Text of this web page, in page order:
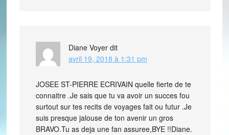
Diane Voyer dit
avril 19, 2018 à 1:31 pm
JOSEE ST-PIERRE ECRIVAIN quelle fierte de te
connaitre .Je sais que tu va avoir un succes fou
surtout sur tes recits de voyages fait ou futur .Je
suis presque jalouse de ton avenir un gros
BRAVO.Tu as deja une fan assuree,BYE !!Diane.